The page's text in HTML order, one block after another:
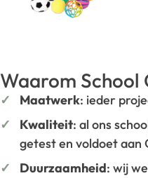
Waarom School
Maatwerk: ieder
Kwaliteit: al ons
getest en voldoet aan
Duurzaamheid: wij